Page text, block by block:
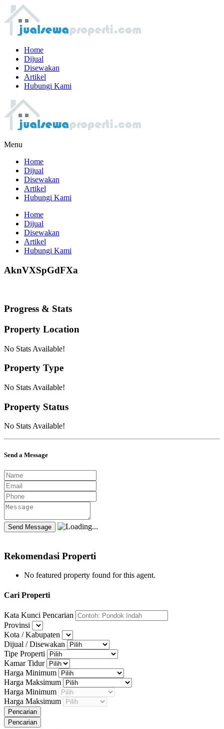
Home
Dijual
Disewakan
Artikel
Hubungi Kami
Menu
Home
Dijual
Disewakan
Artikel
Hubungi Kami
Home
Dijual
Disewakan
Artikel
Hubungi Kami
AknVXSpGdFXa
Progress & Stats
Property Location
No Stats Available!
Property Type
No Stats Available!
Property Status
No Stats Available!
Send a Message
Rekomendasi Properti
No featured property found for this agent.
Cari Properti
Kata Kunci Pencarian
Provinsi
Kota / Kabupaten
Dijual / Disewakan
Tipe Properti
Kamar Tidur
Harga Minimum
Harga Maksimum
Harga Minimum
Harga Maksimum